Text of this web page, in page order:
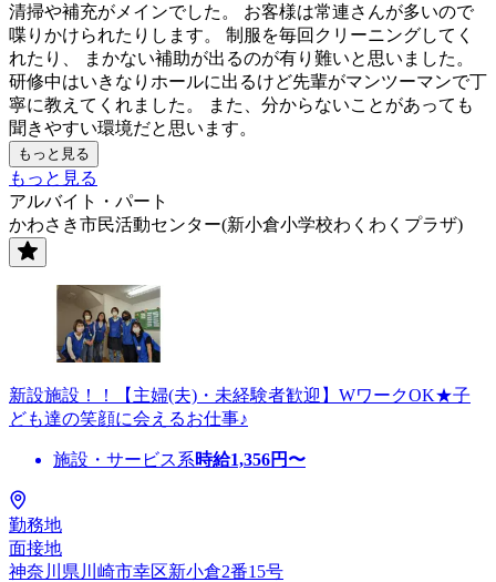
清掃や補充がメインでした。 お客様は常連さんが多いので
喋りかけられたりします。 制服を毎回クリーニングしてく
れたり、 まかない補助が出るのが有り難いと思いました。
研修中はいきなりホールに出るけど先輩がマンツーマンで丁
寧に教えてくれました。 また、分からないことがあっても
聞きやすい環境だと思います。
もっと見る
もっと見る
アルバイト・パート
かわさき市民活動センター(新小倉小学校わくわくプラザ)
新設施設！！【主婦(夫)・未経験者歓迎】WワークOK★子
ども達の笑顔に会えるお仕事♪
施設・サービス系時給1,356円〜
勤務地
面接地
神奈川県川崎市幸区新小倉2番15号